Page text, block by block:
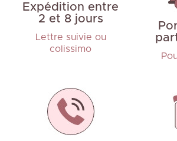
Expédition entre
2 et 8 jours
Lettre suivie ou
colissimo